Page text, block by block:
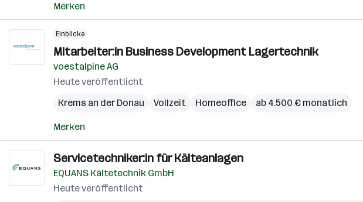
Merken
Einblicke
Mitarbeiter:in Business Development Lagertechnik
voestalpine AG
Heute veröffentlicht
Krems an der Donau
Vollzeit Homeoffice ab 4.500 € monatlich
Merken
Servicetechniker:in für Kälteanlagen
EQUANS Kältetechnik GmbH
Heute veröffentlicht